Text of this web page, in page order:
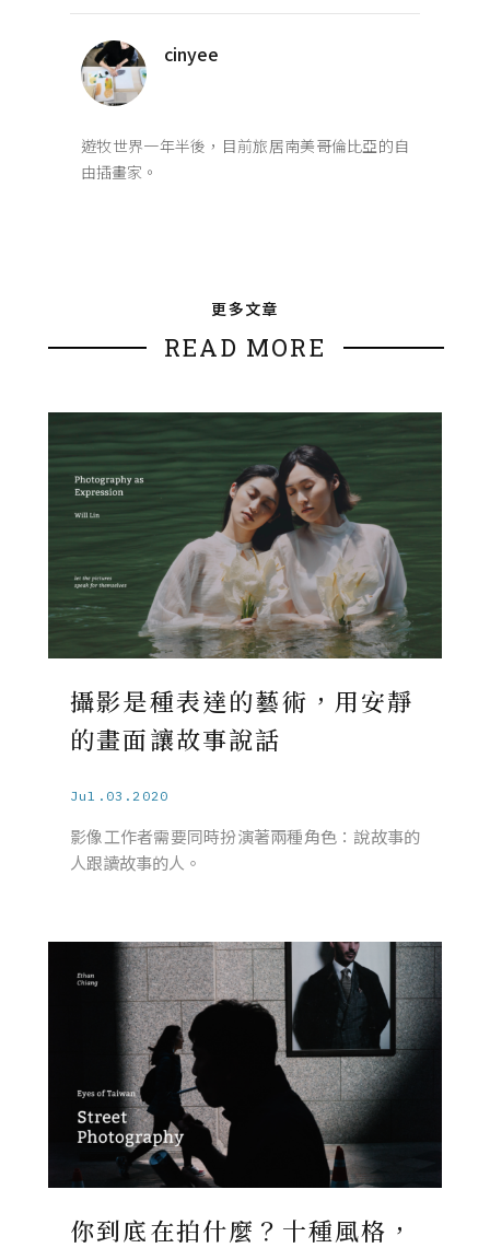
cinyee
遊牧世界一年半後，目前旅居南美哥倫比亞的自
由插畫家。
更多文章
READ MORE
攝影是種表達的藝術，用安靜
的畫面讓故事說話
Jul.03.2020
影像工作者需要同時扮演著兩種角色：說故事的
人跟讀故事的人。
你到底在拍什麼？十種風格，